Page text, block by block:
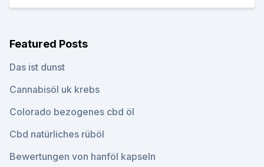
Featured Posts
Das ist dunst
Cannabisöl uk krebs
Colorado bezogenes cbd öl
Cbd natürliches rüböl
Bewertungen von hanföl kapseln